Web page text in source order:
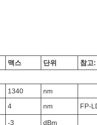
맥스 단위
참고:
1340 nm
4 nm FP-
-3
dBm